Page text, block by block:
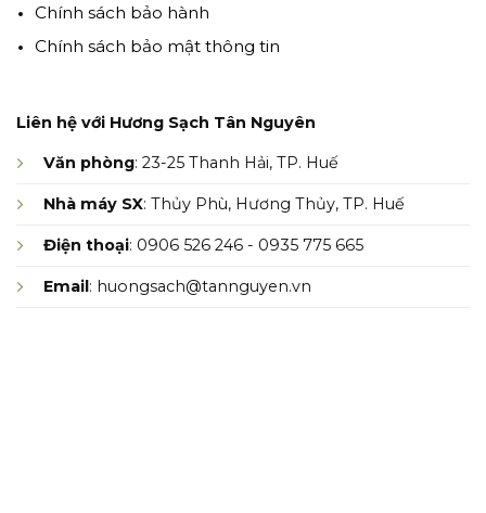
Chính sách bảo hành
Chính sách bảo mật thông tin
Liên hệ với Hương Sạch Tân Nguyên
Văn phòng: 23-25 Thanh Hải, TP. Huế
Nhà máy SX: Thủy Phù, Hương Thủy, TP. Huế
Điện thoại: 0906 526 246 - 0935 775 665
Email: huongsach@tannguyen.vn